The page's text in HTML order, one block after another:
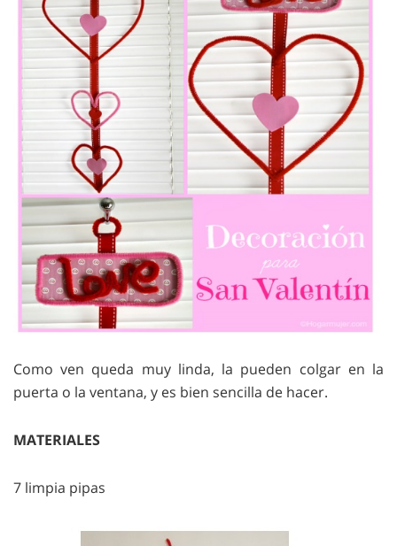
Como ven queda muy linda, la pueden colgar en la
puerta o la ventana, y es bien sencilla de hacer.
MATERIALES
7 limpia pipas